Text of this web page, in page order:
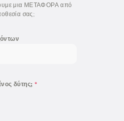
μια ΜΕΤΑΦΟΡΑ από
σας;
δύτης; *